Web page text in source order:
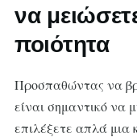
να
ποιότητα
Προσπαθώντας να
είναι σημαντικό να
επιλέξετε απλά μια